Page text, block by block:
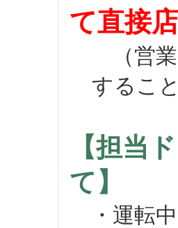
て直接
（営業
するこ
【担当
て】
・運転中